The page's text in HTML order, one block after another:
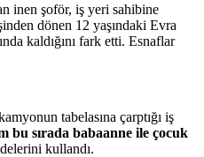
inen şoför, iş yeri sahibine
dönen 12 yaşındaki Evra
kaldığını fark etti. Esnaflar
tabelasına çarptığı iş
bu sırada babaanne ile çocuk
kullandı.